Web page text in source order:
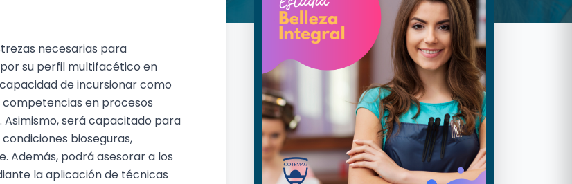
necesarias para
su perfil multifacético en
de incursionar como
en procesos
Asimismo, será capacitado para
bioseguras,
Además, podrá asesorar a los
la aplicación de técnicas